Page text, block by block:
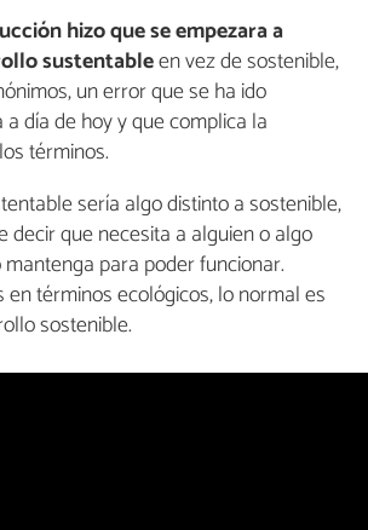
hizo que se empezara a
sustentableen vez de sostenible,
un error que se ha ido
día de hoy y que complica la
términos.
sería algo distinto a sostenible,
decir que necesita a alguien o algo
para poder funcionar.
términos ecológicos, lo normal es
sostenible.